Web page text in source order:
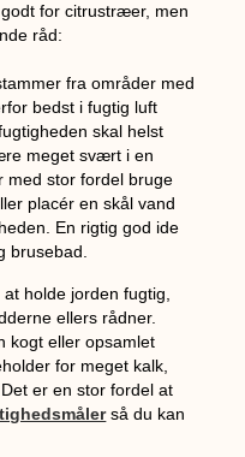
for citrustræer, men
råd:
fra områder med
bedst i fugtig luft
skal helst
meget svært i en
med stor fordel bruge
placér en skål vand
En rigtig god ide
brusebad.
holde jorden fugtig,
ellers rådner.
kogt eller opsamlet
for meget kalk,
er en stor fordel at
så du kan